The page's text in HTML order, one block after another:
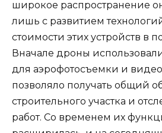
широкое распространение
лишь с развитием
стоимости этих устройств в
Вначале дроны
для аэрофотосъемки и
позволяло получать общий
строительного участка и
работ. Со временем их